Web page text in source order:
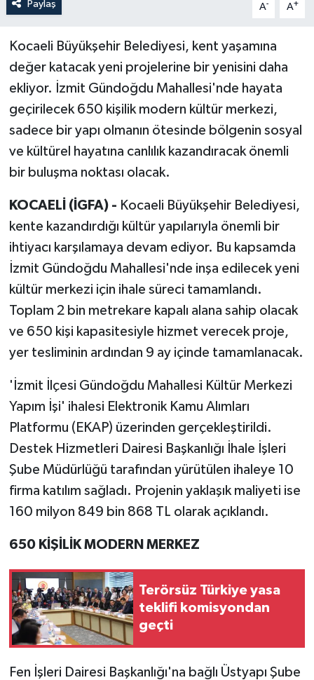
Paylaş A- A+
Kocaeli Büyükşehir Belediyesi, kent yaşamına
değer katacak yeni projelerine bir yenisini daha
ekliyor. İzmit Gündoğdu Mahallesi'nde hayata
geçirilecek 650 kişilik modern kültür merkezi,
sadece bir yapı olmanın ötesinde bölgenin sosyal
ve kültürel hayatına canlılık kazandıracak önemli
bir buluşma noktası olacak.
KOCAELİ (İGFA) - Kocaeli Büyükşehir Belediyesi,
kente kazandırdığı kültür yapılarıyla önemli bir
ihtiyacı karşılamaya devam ediyor. Bu kapsamda
İzmit Gündoğdu Mahallesi'nde inşa edilecek yeni
kültür merkezi için ihale süreci tamamlandı.
Toplam 2 bin metrekare kapalı alana sahip olacak
ve 650 kişi kapasitesiyle hizmet verecek proje,
yer tesliminin ardından 9 ay içinde tamamlanacak.
'İzmit İlçesi Gündoğdu Mahallesi Kültür Merkezi
Yapım İşi' ihalesi Elektronik Kamu Alımları
Platformu (EKAP) üzerinden gerçekleştirildi.
Destek Hizmetleri Dairesi Başkanlığı İhale İşleri
Şube Müdürlüğü tarafından yürütülen ihaleye 10
firma katılım sağladı. Projenin yaklaşık maliyeti ise
160 milyon 849 bin 868 TL olarak açıklandı.
650 KİŞİLİK MODERN MERKEZ
Terörsüz Türkiye yasa
teklifi komisyondan
geçti
Fen İşleri Dairesi Başkanlığı'na bağlı Üstyapı Şube